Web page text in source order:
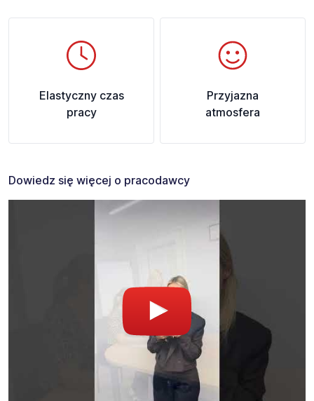
Elastyczny czas
pracy
Przyjazna
atmosfera
Dowiedz się więcej o pracodawcy